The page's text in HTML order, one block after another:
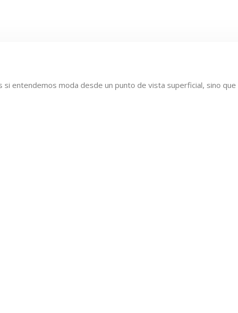
entendemos moda desde un punto de vista superficial, sino